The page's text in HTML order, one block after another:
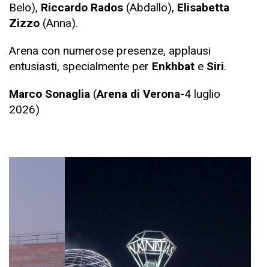
Belo), Riccardo Rados (Abdallo), Elisabetta
Zizzo (Anna).
Arena con numerose presenze, applausi
entusiasti, specialmente per Enkhbat e Siri.
Marco Sonaglia (Arena di Verona-4 luglio
2026)